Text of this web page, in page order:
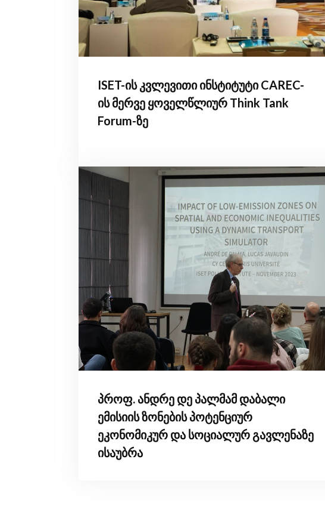
ISET-ის კვლევითი ინსტიტუტი CAREC-
ის მერვე ყოველწლიურ Think Tank
Forum-ზე
პროფ. ანდრე დე პალმამ დაბალი
ემისიის ზონების პოტენციურ
ეკონომიკურ და სოციალურ გავლენაზე
ისაუბრა